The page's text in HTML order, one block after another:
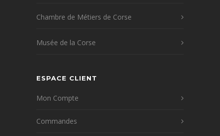
Chambre de Métiers de Corse
Musée de la Corse
ESPACE CLIENT
Mon Compte
Commandes